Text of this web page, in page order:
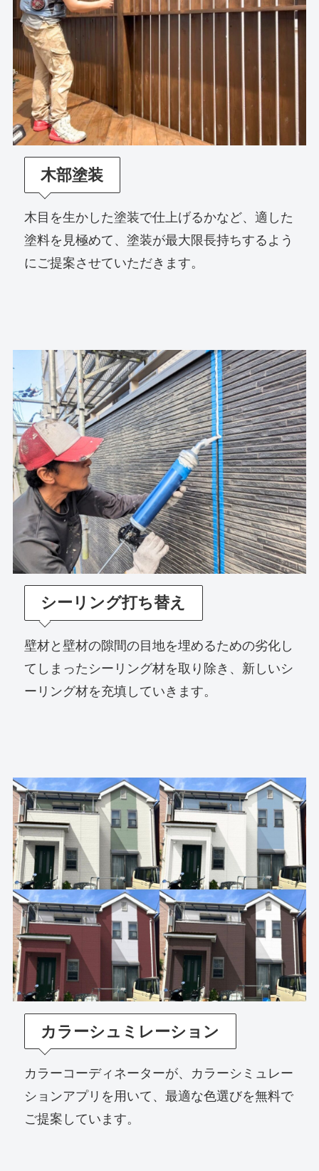
木部塗装
木目を生かした塗装で仕上げるかなど、適した
塗料を見極めて、塗装が最大限長持ちするよう
にご提案させていただきます。
シーリング打ち替え
壁材と壁材の隙間の目地を埋めるための劣化し
てしまったシーリング材を取り除き、新しいシ
ーリング材を充填していきます。
カラーシュミレーション
カラーコーディネーターが、カラーシミュレー
ションアプリを用いて、最適な色選びを無料で
ご提案しています。